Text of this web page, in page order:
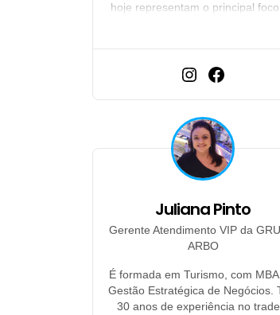
hoje representam o principal
acumulando experiência e paixão
esse tipo de viagem. Em cada
cruzeiro, segue com o mesmo
entusiasmo: aproveitar ao
cada experiência a bordo e em
Juliana Pinto
Gerente Atendimento VIP da
ARBO
É formada em Turismo, com
Gestão Estratégica de Negócios.
30 anos de experiência no